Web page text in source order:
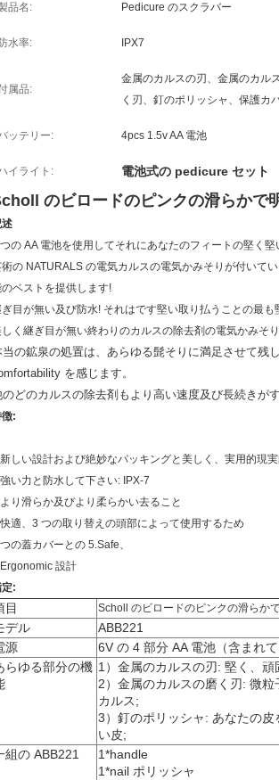
品名: Pedicure のスクラバー
水率: IPX7
属品:
金属のカルスの刃、金属のカル
く刃、釘のポリッシャ、保護カ
ッテリー: 4pcs 1.5v AA 電池
イライト: 電池式の pedicure セット
のビロードのピンクの滑らかで
の AA 電池を使用してそれにあなたのフィートの堅く堅
の NATURALS の電気カルスの電気かみそりが付いて
ベストを提供します!
目が無い及び防水! それはです堅い取り払うことの最
く継ぎ目が無い終わりのカルスの除去剤の電気かみそ
当の鉱泉の処置は、あらゆる髭そりに満足させて残
を感じます。
のどのカルスの除去剤もより高い速度及び長続きが
:
しい設計および絶妙なパッキングと美しく、実用的現実
い力と防水して下さい: IPX-7
り滑らか及びより柔らかい去ること
適、3 つの取り替えの頭部によって使用するため
の蓋カバーとの 5.Safe、
設計
:
目 Scholl のビロードのピンクの滑らか
デル
ABB221
源
6V の 4 部分 AA 電池（含まれて
らゆる部分の機 1）金属のカルスの刃: 堅く、
2）金属のカルスの磨く刃: 微
カルス;
3）釘のポリッシャ: あなたの
い皮;
組の ABB221
1*handle
1*nail ポリッシャ